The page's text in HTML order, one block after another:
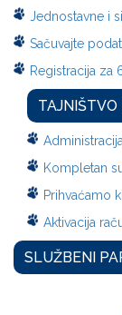
Jednostavne i
Sačuvajte
Registracija za
Kompletan
Prihvaćamo
Aktivacija
SLUŽBENI